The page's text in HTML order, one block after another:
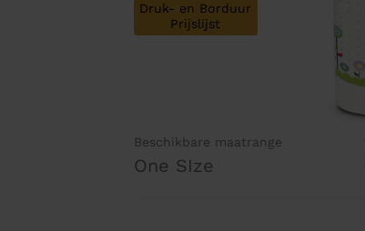
Druk- en Borduur
Prijslijst
Beschikbare maatrange
One SIze